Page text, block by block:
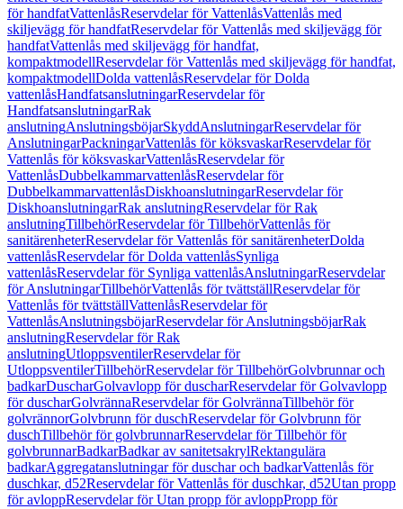
för handfatVattenlåsReservdelar för VattenlåsVattenlås med
skiljevägg för handfatReservdelar för Vattenlås med skiljevägg för
handfatVattenlås med skiljevägg för handfat,
kompaktmodellReservdelar för Vattenlås med skiljevägg för handfat,
kompaktmodellDolda vattenlåsReservdelar för Dolda
vattenlåsHandfatsanslutningarReservdelar för
HandfatsanslutningarRak
anslutningAnslutningsböjarSkyddAnslutningarReservdelar för
AnslutningarPackningarVattenlås för köksvaskarReservdelar för
Vattenlås för köksvaskarVattenlåsReservdelar för
VattenlåsDubbelkammarvattenlåsReservdelar för
DubbelkammarvattenlåsDiskhoanslutningarReservdelar för
DiskhoanslutningarRak anslutningReservdelar för Rak
anslutningTillbehörReservdelar för TillbehörVattenlås för
sanitärenheterReservdelar för Vattenlås för sanitärenheterDolda
vattenlåsReservdelar för Dolda vattenlåsSynliga
vattenlåsReservdelar för Synliga vattenlåsAnslutningarReservdelar
för AnslutningarTillbehörVattenlås för tvättställReservdelar för
Vattenlås för tvättställVattenlåsReservdelar för
VattenlåsAnslutningsböjarReservdelar för AnslutningsböjarRak
anslutningReservdelar för Rak
anslutningUtloppsventilerReservdelar för
UtloppsventilerTillbehörReservdelar för TillbehörGolvbrunnar och
badkarDuscharGolvavlopp för duscharReservdelar för Golvavlopp
för duscharGolvrännaReservdelar för GolvrännaTillbehör för
golvrännorGolvbrunn för duschReservdelar för Golvbrunn för
duschTillbehör för golvbrunnarReservdelar för Tillbehör för
golvbrunnarBadkarBadkar av sanitetsakrylRektangulära
badkarAggregatanslutningar för duschar och badkarVattenlås för
duschkar, d52Reservdelar för Vattenlås för duschkar, d52Utan propp
för avloppReservdelar för Utan propp för avloppPropp för